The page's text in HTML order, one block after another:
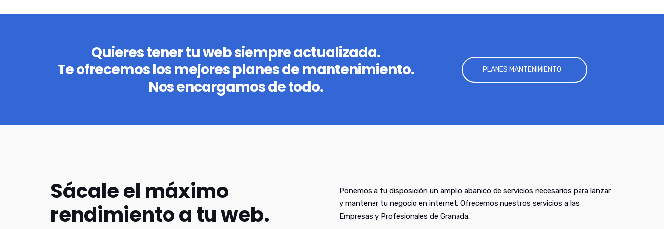
Quieres tener tu web siempre actualizada.
Te ofrecemos los mejores planes de mantenimiento.
Nos encargamos de todo.
PLANES MANTENIMIENTO
Sácale el máximo
rendimiento a tu web.
Ponemos a tu disposición un amplio abanico de servicios necesarios para lanzar
y mantener tu negocio en internet. Ofrecemos nuestros servicios a las
Empresas y Profesionales de Granada.